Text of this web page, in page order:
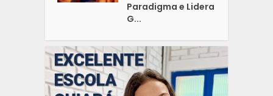
Paradigma e Lidera
G...